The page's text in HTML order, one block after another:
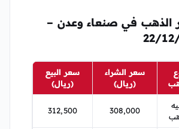
الذهب في صنعاء وعدن –
سعر الشراء
(ريال)
سعر البيع
(ريال)
308,000
312,500